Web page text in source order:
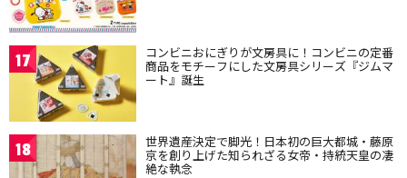
17 コンビニおにぎりが文房具に！コンビニの定番
商品をモチーフにした文房具シリーズ『ジムマ
ート』誕生
18 世界遺産決定で脚光！日本初の巨大都城・藤原
京を創り上げた知られざる女帝・持統天皇の凄
絶な執念